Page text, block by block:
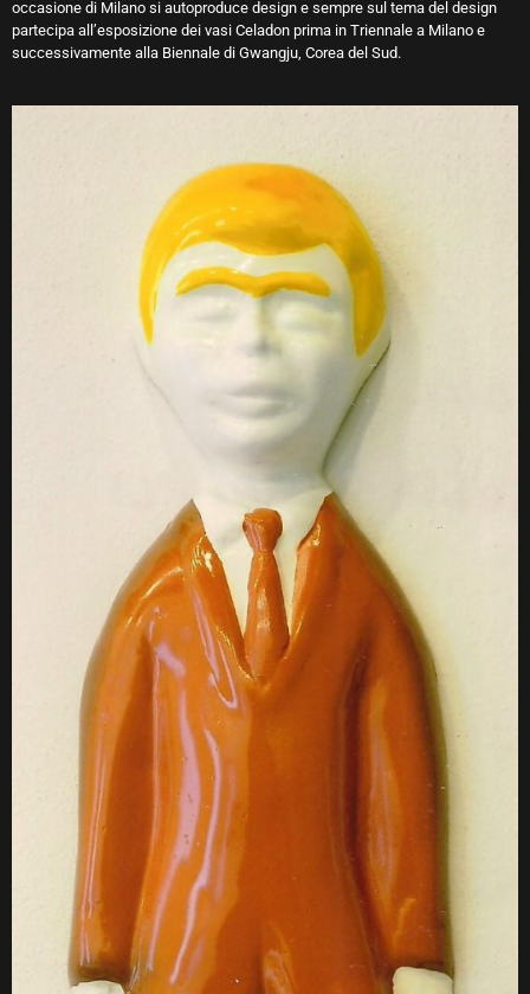
occasione di Milano si autoproduce design e sempre sul tema del design
partecipa all’esposizione dei vasi Celadon prima in Triennale a Milano e
successivamente alla Biennale di Gwangju, Corea del Sud.